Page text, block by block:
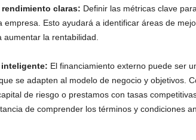
claras: Definir las métricas clave
empresa. Esto ayudará a identificar áreas de
la rentabilidad.
El financiamiento externo puede ser
se adapten al modelo de negocio y objetivos.
de riesgo o prestamos con tasas
de comprender los términos y condiciones